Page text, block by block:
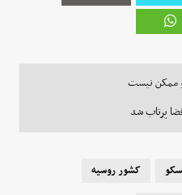
ممکن نیست
پرتاب شد
کشور روسیه